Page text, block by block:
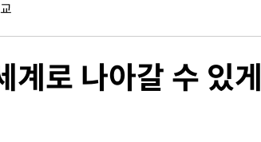
로 나아갈 수 있게